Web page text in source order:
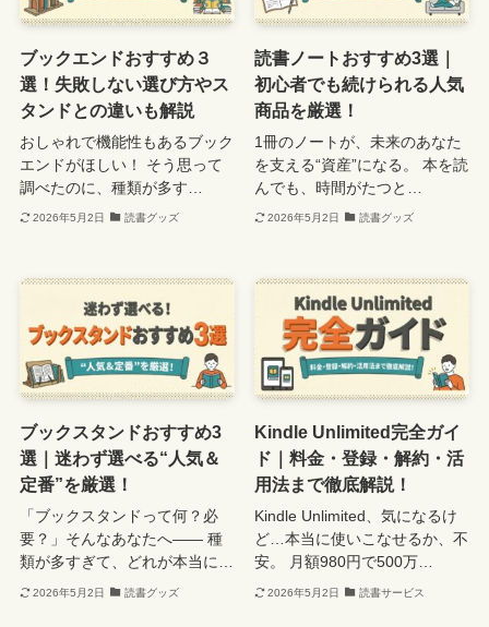
ブックエンドおすすめ３
選！失敗しない選び方やス
タンドとの違いも解説
おしゃれで機能性もあるブック
エンドがほしい！ そう思って
調べたのに、種類が多す…
2026年5月2日 読書グッズ
読書ノートおすすめ3選｜
初心者でも続けられる人気
商品を厳選！
1冊のノートが、未来のあなた
を支える“資産”になる。 本を読
んでも、時間がたつと…
2026年5月2日 読書グッズ
ブックスタンドおすすめ3
選｜迷わず選べる“人気＆
定番”を厳選！
「ブックスタンドって何？必
要？」そんなあなたへ―― 種
類が多すぎて、どれが本当に…
2026年5月2日 読書グッズ
Kindle Unlimited完全ガイ
ド｜料金・登録・解約・活
用法まで徹底解説！
Kindle Unlimited、気になるけ
ど…本当に使いこなせるか、不
安。 月額980円で500万…
2026年5月2日 読書サービス